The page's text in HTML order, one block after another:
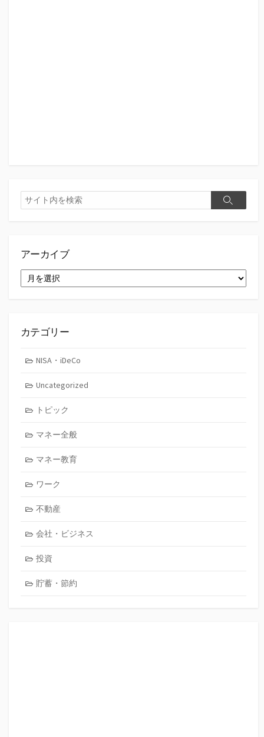
検
索
検
アーカイブ
ー
カテゴリー
NISA・iDeCo
Uncategorized
トピック
マネー全般
マネー教育
ワーク
不動産
会社・ビジネス
投資
貯蓄・節約